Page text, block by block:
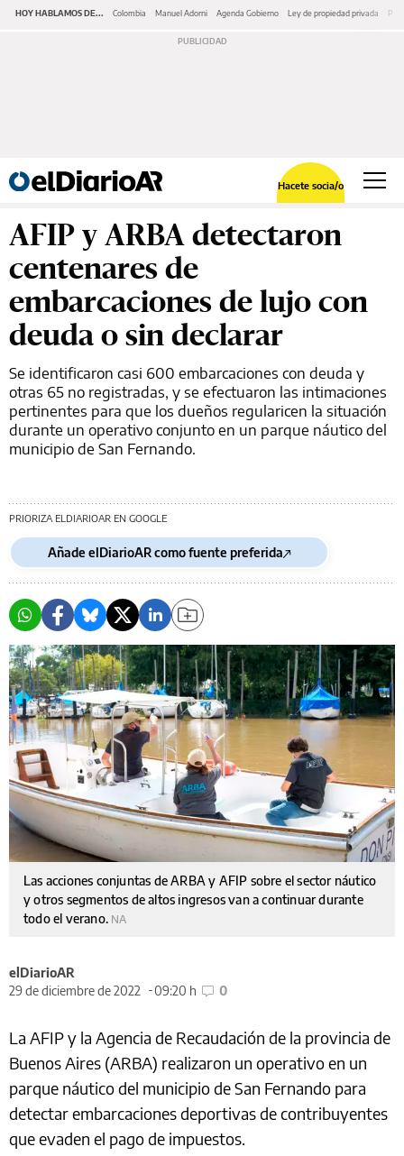
HOY HABLAMOS DE... Colombia Manuel Adorni Agenda Gobierno Ley de propiedad privada
Hacete socia/o
AFIP y ARBA detectaron
centenares de
embarcaciones de lujo con
deuda o sin declarar
Se identificaron casi 600 embarcaciones con deuda y
otras 65 no registradas, y se efectuaron las intimaciones
pertinentes para que los dueños regularicen la situación
durante un operativo conjunto en un parque náutico del
municipio de San Fernando.
PRIORIZA ELDIARIOAR EN GOOGLE
Añade elDiarioAR como fuente preferida
Las acciones conjuntas de ARBA y AFIP sobre el sector náutico
y otros segmentos de altos ingresos van a continuar durante
todo el verano. NA
elDiarioAR
29 de diciembre de 2022
09:20 h 0
La AFIP y la Agencia de Recaudación de la provincia de
Buenos Aires (ARBA) realizaron un operativo en un
parque náutico del municipio de San Fernando para
detectar embarcaciones deportivas de contribuyentes
que evaden el pago de impuestos.